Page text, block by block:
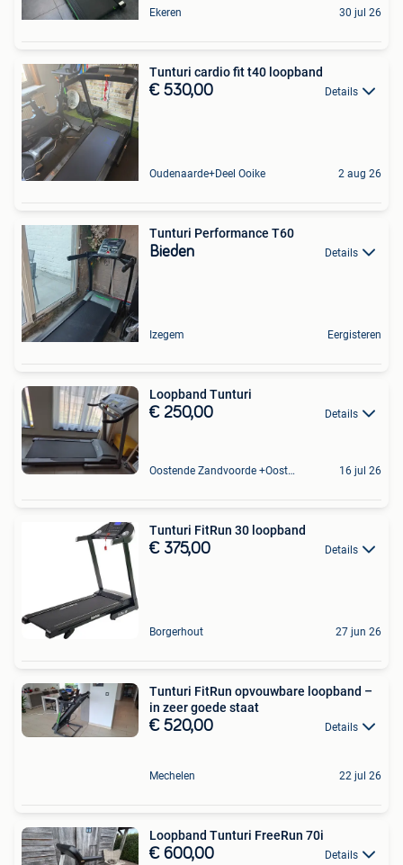
Ekeren 30 jul 26
Tunturi cardio fit t40 loopband
€ 530,00 Details
Oudenaarde+Deel Ooike 2 aug 26
Tunturi Performance T60
Bieden Details
Izegem Eergisteren
Loopband Tunturi
€ 250,00 Details
Oostende Zandvoorde +Oostende 16 jul 26
Tunturi FitRun 30 loopband
€ 375,00 Details
Borgerhout 27 jun 26
Tunturi FitRun opvouwbare loopband –
in zeer goede staat
€ 520,00 Details
Mechelen 22 jul 26
Loopband Tunturi FreeRun 70i
€ 600,00 Details